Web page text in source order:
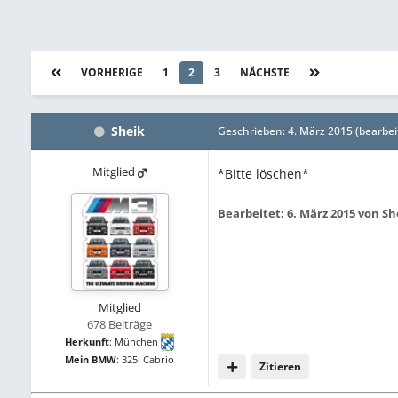
VORHERIGE 1 2 3 NÄCHSTE
Sheik
Mitglied
Mitglied
678 Beiträge
Herkunft: München
Mein BMW: 325i Cabrio
Geschrieben:4. März 2015
*Bitte löschen*
Bearbeitet:6. März 2015von
Zitieren